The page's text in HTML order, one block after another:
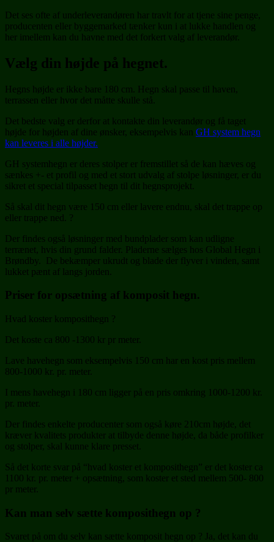
Det ses ofte af underleverandøren har travlt for at tjene sine penge,
producenten eller byggemarked tænker kun i at lukke handlen og
her imellem kan du havne med det forkert valg af leverandør.
Vælg din højde på hegnet.
Hegns højde er ikke bare 180 cm. Hegn skal passe til haven,
terrassen eller hvor det måtte skulle stå.
Det bedste valg er derfor at kontakte din leverandør og få taget
højde for højden af dine ønsker, eksempelvis kan GH system hegn
kan leveres i alle højder.
GH systemhegn er deres stolper er fremstillet så de kan hæves og
sænkes +- et profil og med et stort udvalg af stolpe løsninger, er du
sikret et special tilpasset hegn til dit hegnsprojekt.
Så skal dit hegn være 150 cm eller lavere endnu, skal det trappe op
eller trappe ned. ?
Der findes også løsninger med bundplader som kan udligne
terrænet, hvis din grund falder. Pladerne sælges hos Global Hegn i
Brøndby. De bekæmper ukrudt og blade der flyver i vinden, samt
lukket pænt af langs jorden.
Priser for opsætning af komposit hegn.
Hvad koster komposithegn ?
Det koste ca 800 -1300 kr pr meter.
Lave havehegn som eksempelvis 150 cm har en kost pris mellem
800-1000 kr. pr. meter.
I mens havehegn i 180 cm ligger på en pris omkring 1000-1200 kr.
pr. meter.
Der findes enkelte producenter som også køre 210cm højde, det
kræver kvalitets produkter at tilbyde denne højde, da både profilker
og stolper, skal kunne klare presset.
Så det korte svar på “hvad koster et komposithegn” er det koster ca
1100 kr. pr. meter + opsætning, som koster et sted mellem 500- 800
pr meter.
Kan man selv sætte komposithegn op ?
Svaret på om du selv kan sætte komposit hegn op ? Ja, det kan du